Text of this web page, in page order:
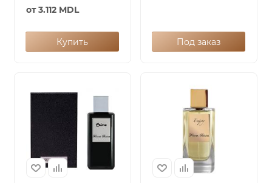
от3.112 MDL
Купить Под заказ